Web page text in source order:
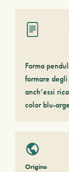
Forma
formare
anch’essi
color blu-
Origine